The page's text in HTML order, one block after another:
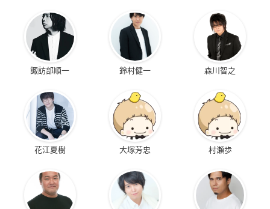
諏訪部順一 鈴村健一 森川智之
花江夏樹 大塚芳忠 村瀬歩